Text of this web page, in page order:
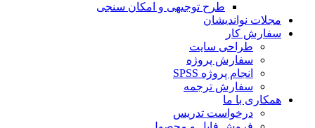
طرح توجیهی و امکان سنجی
مجلات نواندیشان
سفارش کار
طراحی سایت
سفارش پروژه
انجام پروژه SPSS
سفارش ترجمه
همکاری با ما
درخواست تدریس